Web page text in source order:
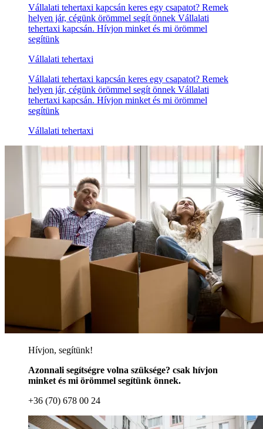
Vállalati tehertaxi kapcsán keres egy csapatot? Remek
helyen jár, cégünk örömmel segít önnek Vállalati
tehertaxi kapcsán. Hívjon minket és mi örömmel
segítünk
Vállalati tehertaxi
Vállalati tehertaxi kapcsán keres egy csapatot? Remek
helyen jár, cégünk örömmel segít önnek Vállalati
tehertaxi kapcsán. Hívjon minket és mi örömmel
segítünk
Vállalati tehertaxi
Hívjon, segítünk!
Azonnali segítségre volna szüksége? csak hívjon
minket és mi örömmel segítünk önnek.
+36 (70) 678 00 24